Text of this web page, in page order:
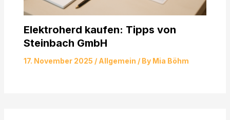
Elektroherd kaufen: Tipps von
Steinbach GmbH
17. November 2025 / Allgemein / By Mia Böhm